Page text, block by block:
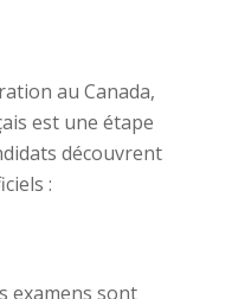
au Canada,
est une étape
découvrent
:
examens sont